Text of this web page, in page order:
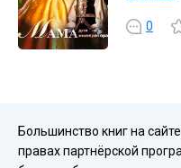
0
Большинство книг на
правах партнёрской